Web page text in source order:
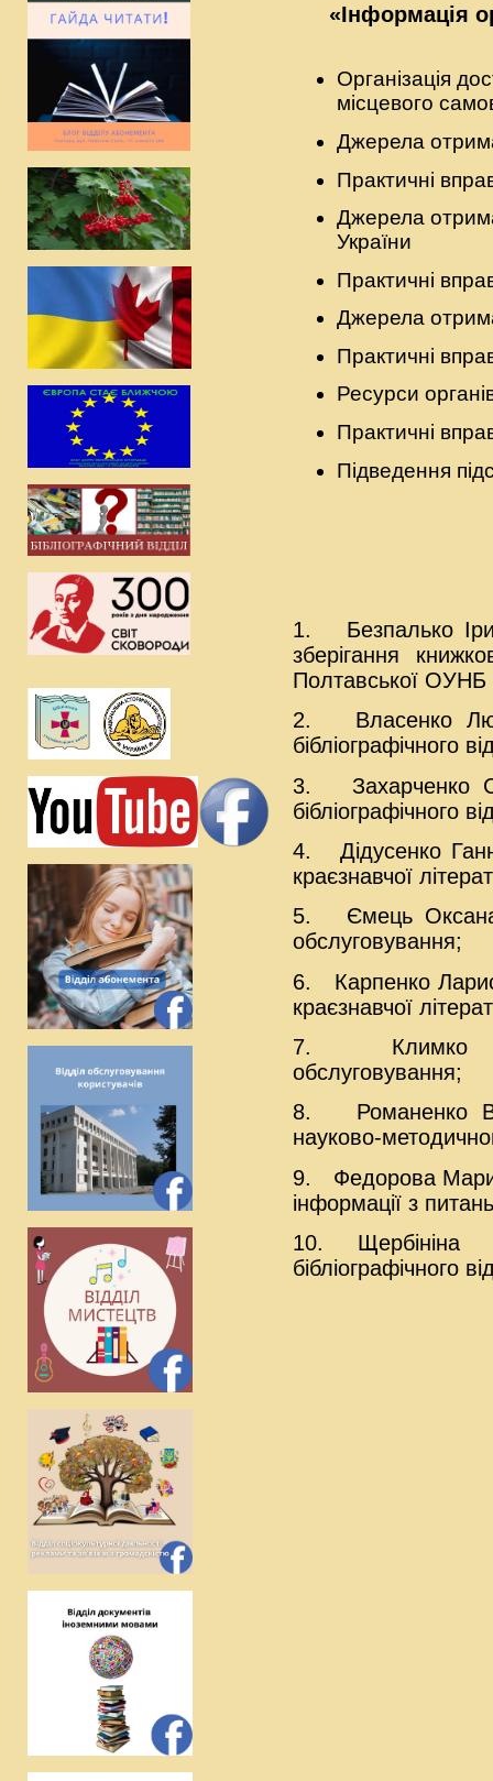
«Інформація
Організація
місцевого
Джерела
Практичні
Джерела
України
Практичні
Джерела
Практичні
Ресурси
Практичні
Підведення
1.
Безпалько
зберігання
Полтавської ОУНБ
2.
Власенко
бібліографічного
3.
Захарченко
бібліографічного
4.
Дідусенко
краєзнавчої
5.
Ємець Оксана
обслуговування;
6.
Карпенко
краєзнавчої
7.
Климко
обслуговування;
8.
Романенко
науково-
9.
Федорова
інформації з
10. Щербініна
бібліографічного